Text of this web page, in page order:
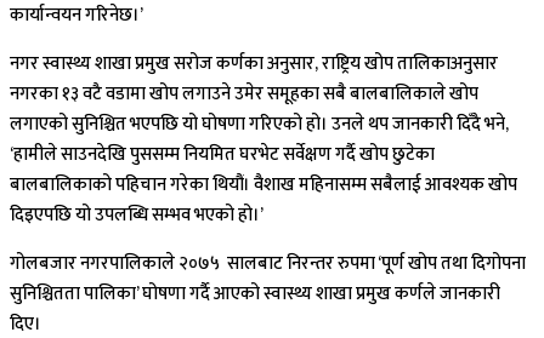
कार्यान्वयन गरिनेछ।’
नगर स्वास्थ्य शाखा प्रमुख सरोज कर्णका अनुसार, राष्ट्रिय खोप तालिकाअनुसार
नगरका १३ वटै वडामा खोप लगाउने उमेर समूहका सबै बालबालिकाले खोप
लगाएको सुनिश्चित भएपछि यो घोषणा गरिएको हो। उनले थप जानकारी दिँदै भने,
‘हामीले साउनदेखि पुससम्म नियमित घरभेट सर्वेक्षण गर्दै खोप छुटेका
बालबालिकाको पहिचान गरेका थियौं। वैशाख महिनासम्म सबैलाई आवश्यक खोप
दिइएपछि यो उपलब्धि सम्भव भएको हो।’
गोलबजार नगरपालिकाले २०७५ सालबाट निरन्तर रुपमा ‘पूर्ण खोप तथा दिगोपना
सुनिश्चितता पालिका’ घोषणा गर्दै आएको स्वास्थ्य शाखा प्रमुख कर्णले जानकारी
दिए।